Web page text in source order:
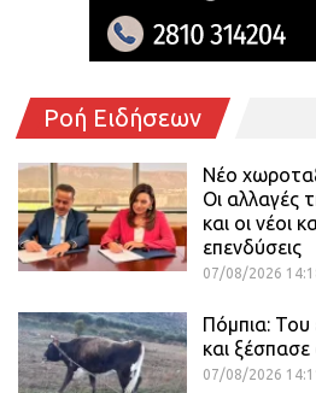
Ροή Ειδήσεων
Νέο
Οι αλλαγές
και οι νέοι
επενδύσεις
07/08/2026
Πόμπια:
και
07/08/2026